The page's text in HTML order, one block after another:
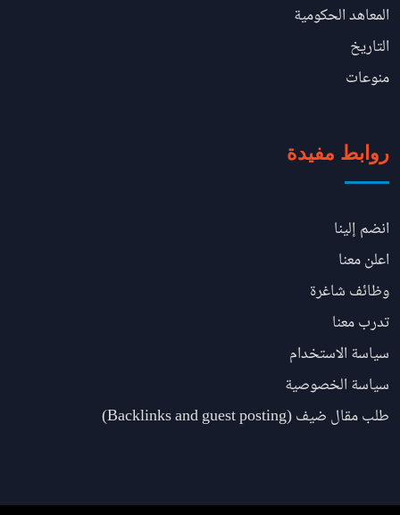
المعاهد الحكومية
التاريخ
منوعات
روابط مفيدة
انضم إلينا
اعلن معنا
وظائف شاغرة
تدرب معنا
سياسة الاستخدام
سياسة الخصوصية
طلب مقال ضيف (Backlinks and guest posting)